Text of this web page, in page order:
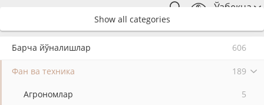
Ўзбекча
Show all categories
Барча йўналишлар 606
Фан ва техника 189
Агрономлар
5